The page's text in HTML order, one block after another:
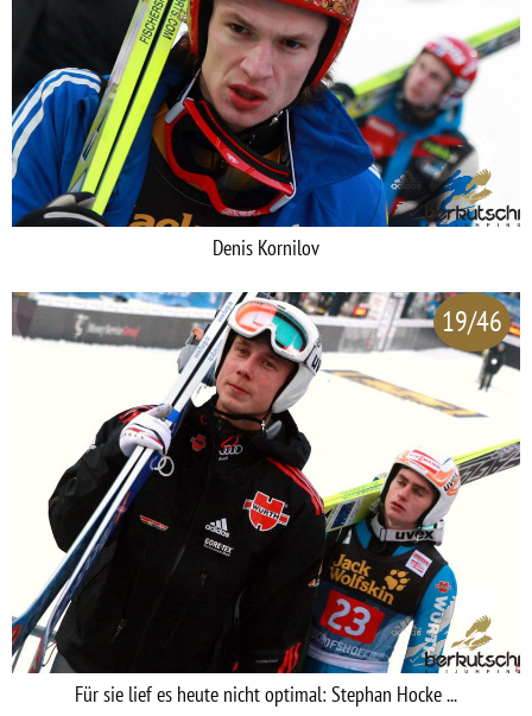
Denis Kornilov
19/46
Für sie lief es heute nicht optimal: Stephan Hocke ...